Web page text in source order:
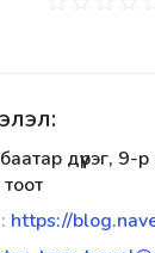
дүүрэг,
https://